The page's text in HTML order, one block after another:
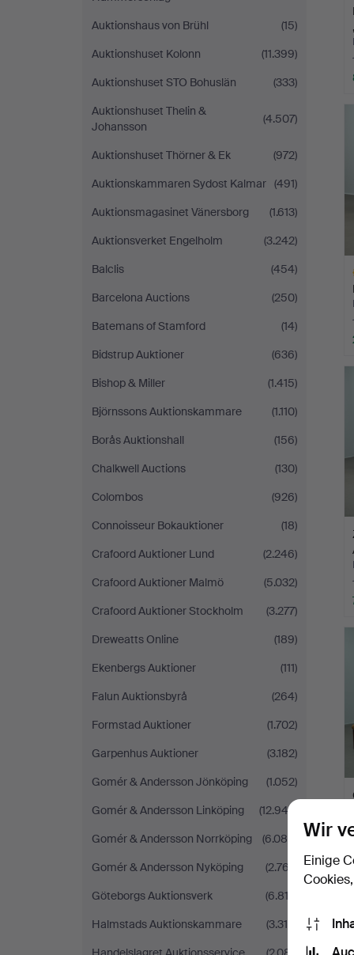
Auktionshaus von Brühl
(15)
Auktionshuset Kolonn
(11.399)
Auktionshuset STO Bohuslän
(333)
Auktionshuset Thelin &
Johansson
(4.507)
Auktionshuset Thörner & Ek
(972)
Auktionskammaren Sydost Kalmar (491)
Auktionsmagasinet Vänersborg
(1.613)
Auktionsverket Engelholm
(3.242)
Balclis
(454)
Barcelona Auctions
(250)
Batemans of Stamford
(14)
Bidstrup Auktioner
(636)
Bishop & Miller
(1.415)
Björnssons Auktionskammare
(1.110)
Borås Auktionshall
(156)
Chalkwell Auctions
(130)
Colombos
(926)
Connoisseur Bokauktioner
(18)
Crafoord Auktioner Lund
(2.246)
Crafoord Auktioner Malmö
(5.032)
Crafoord Auktioner Stockholm
(3.277)
Dreweatts Online
(189)
Ekenbergs Auktioner
(111)
Falun Auktionsbyrå
(264)
Formstad Auktioner
(1.702)
Garpenhus Auktioner
(3.182)
Gomér & Andersson Jönköping
(1.052)
Gomér & Andersson Linköping
(12.943)
Gomér & Andersson Norrköping
(6.084)
Gomér & Andersson Nyköping
(2.767)
Göteborgs Auktionsverk
(6.812)
Halmstads Auktionskammare
(3.310)
Wir
Einige